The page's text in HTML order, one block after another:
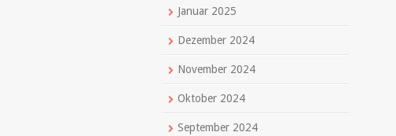
Januar 2025
Dezember 2024
November 2024
Oktober 2024
September 2024